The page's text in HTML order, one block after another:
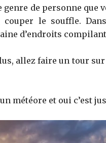
genre de personne
le souffle.
d’endroits
allez faire un tour sur
météore et oui c’est